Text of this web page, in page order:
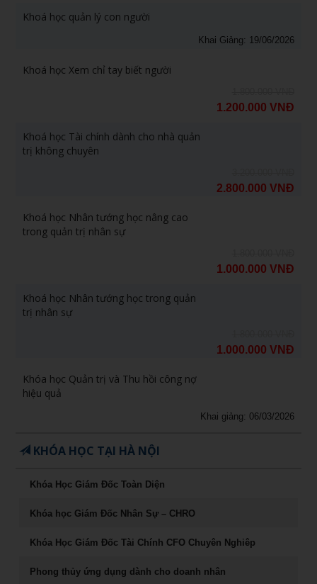
Khoá học quản lý con người
Khai Giảng: 19/06/2026
Khoá học Xem chỉ tay biết người
1.200.000 VNĐ
Khoá học Tài chính dành cho nhà quản
trị không chuyên
2.800.000 VNĐ
Khoá học Nhân tướng học nâng cao
trong quản trị nhân sự
1.000.000 VNĐ
Khoá học Nhân tướng học trong quản
trị nhân sự
1.000.000 VNĐ
Khóa học Quản trị và Thu hồi công nợ
hiệu quả
Khai giảng: 06/03/2026
KHÓA HỌC TẠI HÀ NỘI
Khóa Học Giám Đốc Toàn Diện
Khóa học Giám Đốc Nhân Sự – CHRO
Khóa Học Giám Đốc Tài Chính CFO Chuyên Nghiêp
Phong thủy ứng dụng dành cho doanh nhân